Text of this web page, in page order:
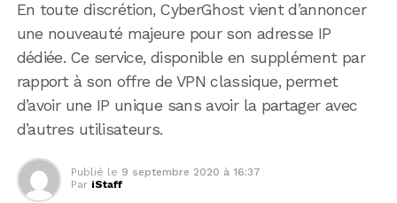
En toute discrétion, CyberGhost vient d’annoncer
une nouveauté majeure pour son adresse IP
dédiée. Ce service, disponible en supplément par
rapport à son offre de VPN classique, permet
d’avoir une IP unique sans avoir la partager avec
d’autres utilisateurs.
Publié le 9 septembre 2020 à 16:37
Par iStaff